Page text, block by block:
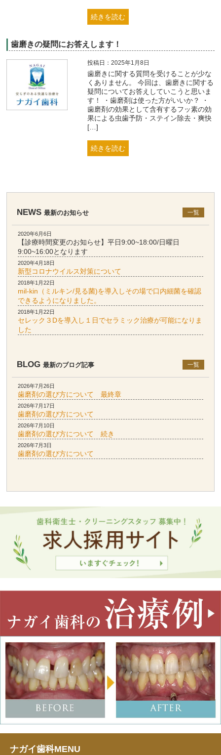
続きを読む
歯磨きの疑問にお答えします！
投稿日：2025年1月8日
歯磨きに関する質問を受けることが少な
くありません。 今回は、歯磨きに関する
疑問についてお答えしていこうと思いま
す！ ・歯磨剤は使った方がいいか？ ・
歯磨剤の効果として含有するフッ素の効
果による虫歯予防・ステイン除去・爽快
[…]
続きを読む
NEWS 最新のお知らせ 一覧
2020年6月6日
【診療時間変更のお知らせ】平日9:00~18:00/日曜日
9:00~16:00となります
2020年4月18日
新型コロナウイルス対策について
2018年1月22日
mil-kin（ミルキン/見る菌)を導入しその場で口内細菌を確認
できるようになりました。
2018年1月22日
セレック３Dを導入し１日でセラミック治療が可能になりま
した
BLOG 最新のブログ記事 一覧
2026年7月26日
歯磨剤の選び方について 最終章
2026年7月17日
歯磨剤の選び方について
2026年7月10日
歯磨剤の選び方について 続き
2026年7月3日
歯磨剤の選び方について
ナガイ歯科MENU